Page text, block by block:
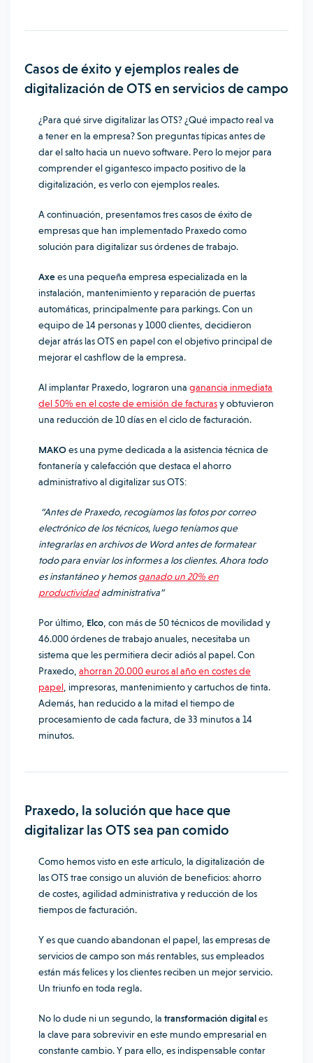
Casos de éxito y ejemplos reales de
digitalización de OTS en servicios de campo
¿Para qué sirve digitalizar las OTS? ¿Qué impacto real va
a tener en la empresa? Son preguntas típicas antes de
dar el salto hacia un nuevo software. Pero lo mejor para
comprender el gigantesco impacto positivo de la
digitalización, es verlo con ejemplos reales.
A continuación, presentamos tres casos de éxito de
empresas que han implementado Praxedo como
solución para digitalizar sus órdenes de trabajo.
Axees una pequeña empresa especializada en la
instalación, mantenimiento y reparación de puertas
automáticas, principalmente para parkings. Con un
equipo de 14 personas y 1000 clientes, decidieron
dejar atrás las OTS en papel con el objetivo principal de
mejorar el cashflow de la empresa.
Al implantar Praxedo, lograron una ganancia inmediata
del 50% en el coste de emisión de facturasy obtuvieron
una reducción de 10 días en el ciclo de facturación.
MAKOes una pyme dedicada a la asistencia técnica de
fontanería y calefacción que destaca el ahorro
administrativo al digitalizar sus OTS:
“Antes de Praxedo, recogíamos las fotos por correo
electrónico de los técnicos, luego teníamos que
integrarlas en archivos de Word antes de formatear
todo para enviar los informes a los clientes. Ahora todo
es instantáneo y hemosganado un 20% en
productividadadministrativa”
Por último, Elco , con más de 50 técnicos de movilidad y
46.000 órdenes de trabajo anuales, necesitaba un
sistema que les permitiera decir adiós al papel. Con
Praxedo, ahorran 20.000 euros al año en costes de
papel , impresoras, mantenimiento y cartuchos de tinta.
Además, han reducido a la mitad el tiempo de
procesamiento de cada factura, de 33 minutos a 14
minutos.
Praxedo, la solución que hace que
digitalizar las OTS sea pan comido
Como hemos visto en este artículo, la digitalización de
las OTS trae consigo un aluvión de beneficios: ahorro
de costes, agilidad administrativa y reducción de los
tiempos de facturación.
Y es que cuando abandonan el papel, las empresas de
servicios de campo son más rentables, sus empleados
están más felices y los clientes reciben un mejor servicio.
Un triunfo en toda regla.
No lo dude ni un segundo, la transformación digitales
la clave para sobrevivir en este mundo empresarial en
constante cambio. Y para ello, es indispensable contar